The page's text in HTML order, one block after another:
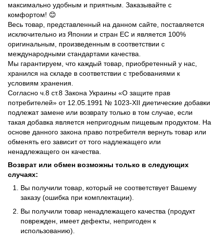
максимально удобным и приятным. Заказывайте с
комфортом! 😊
Весь товар, представленный на данном сайте, поставляется
исключительно из Японии и стран ЕС и является 100%
оригинальным, произведенным в соответствии с
международными стандартами качества.
Мы гарантируем, что каждый товар, приобретенный у нас,
хранился на складе в соответствии с требованиями к
условиям хранения.
Согласно ч.8 ст.8 Закона Украины «О защите прав
потребителей» от 12.05.1991 № 1023-ХII диетические добавки
подлежат замене или возврату только в том случае, если
такая добавка является непригодным пищевым продуктом. На
основе данного закона право потребителя вернуть товар или
обменять его зависит от того надлежащего или
ненадлежащего он качества.
Возврат или обмен возможны только в следующих
случаях:
Вы получили товар, который не соответствует Вашему
заказу (ошибка при комплектации).
Вы получили товар ненадлежащего качества (продукт
поврежден, имеет дефекты, непригоден к
использованию).